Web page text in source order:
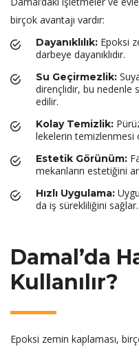
birçok avantajı vardır:
Dayanıklılık: Epoksi
darbeye dayanıklıdır.
Su Geçirmezlik:
dirençlidir, bu nedenle
edilir.
Kolay Temizlik:
lekelerin temizlenmesi
Estetik Görünüm:
mekanların estetiğini
Hızlı Uygulama:
da iş sürekliliğini sağlar.
Damal’da
Kullanılır?
Epoksi zemin kaplaması,